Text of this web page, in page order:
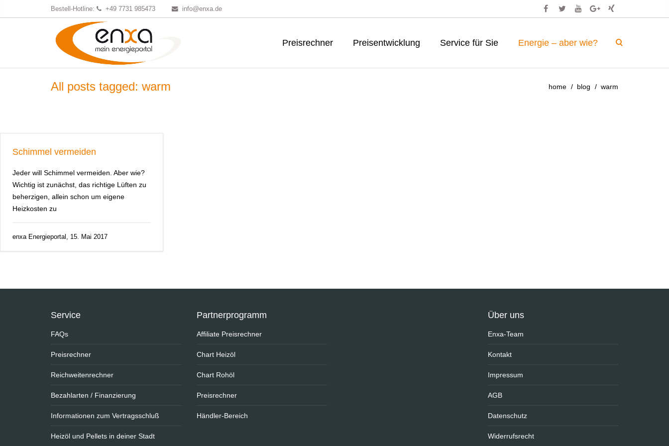
Bestell-Hotline: +49 7731 985473 info@enxa.de
Preisrechner Preisentwicklung Service für Sie Energie – aber wie?
All posts tagged: warm home blog warm
Schimmel vermeiden
Jeder will Schimmel vermeiden. Aber wie?
Wichtig ist zunächst, das richtige Lüften zu
beherzigen, allein schon um eigene
Heizkosten zu
enxa Energieportal, 15. Mai 2017
Service
FAQs
Preisrechner
Reichweitenrechner
Bezahlarten / Finanzierung
Informationen zum Vertragsschluß
Heizöl und Pellets in deiner Stadt
Partnerprogramm
Affiliate Preisrechner
Chart Heizöl
Chart Rohöl
Preisrechner
Händler-Bereich
Über uns
Enxa-Team
Kontakt
Impressum
AGB
Datenschutz
Widerrufsrecht